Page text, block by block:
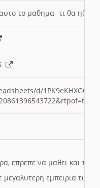
το μαθημα- τι θα
d/
επρεπε να μαθει και το
μεγαλυτερη εμπειρια